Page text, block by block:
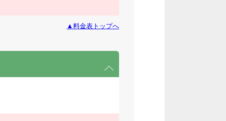
▲料金表トップへ